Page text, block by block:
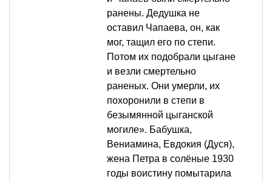
ранены. Дедушка не
оставил Чапаева, он, как
мог, тащил его по степи.
Потом их подобрали цыгане
и везли смертельно
раненых. Они умерли, их
похоронили в степи в
безымянной цыганской
могиле». Бабушка,
Вениамина, Евдокия (Дуся),
жена Петра в солёные 1930
годы воистину помытарила